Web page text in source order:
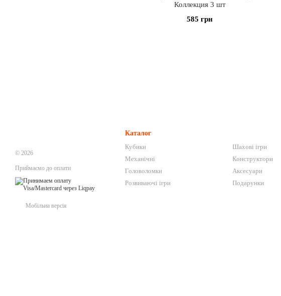
Коллекция 3 шт
585 грн
© 2026
Приймаємо до оплати
Мобільна версія
Каталог
Кубики
Механічні
Головоломки
Розвиваючі ігри
Шахові ігри
Конструктори
Аксесуари
Подарунки